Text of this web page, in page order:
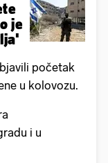
je
početak
u kolovozu.
i u